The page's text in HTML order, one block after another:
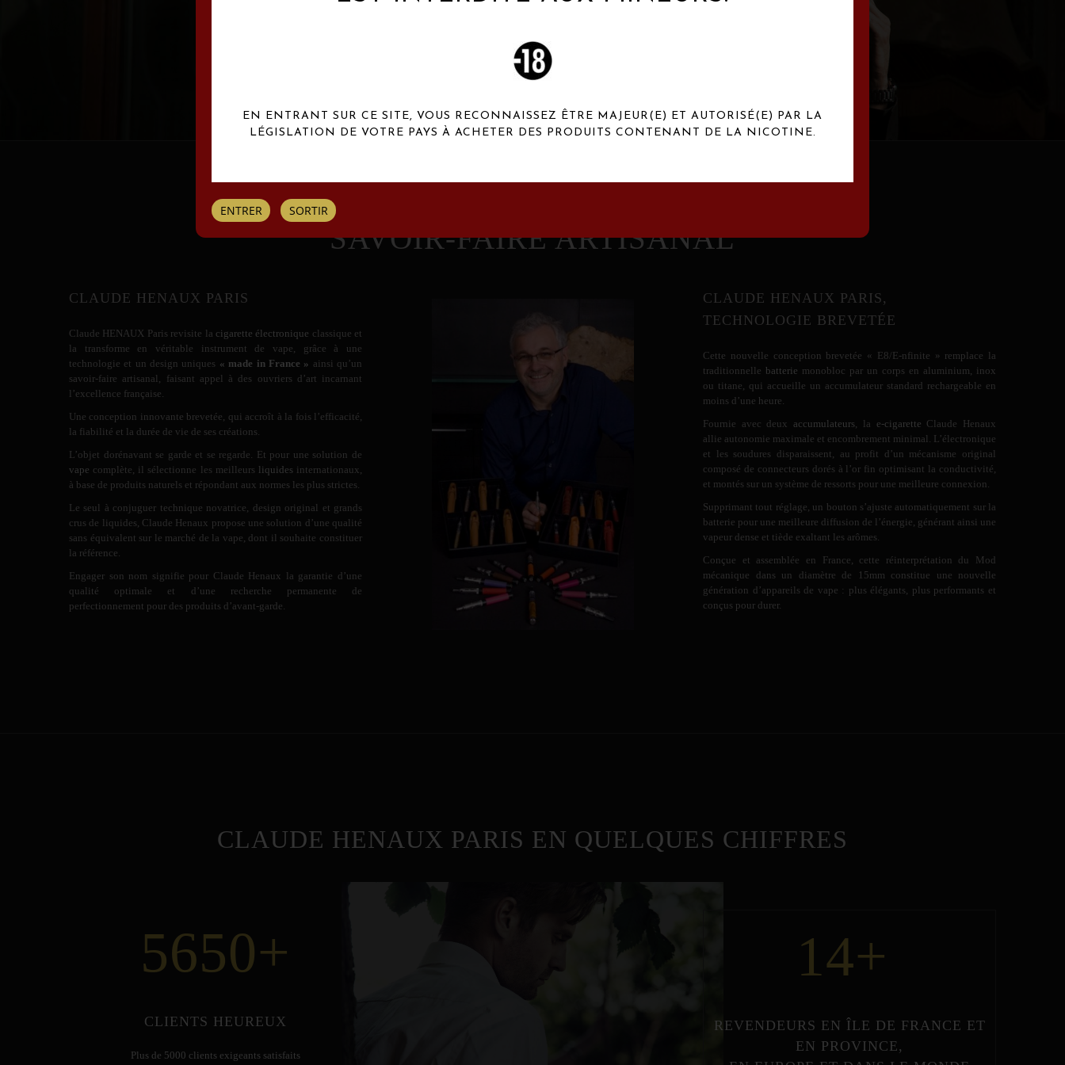
SAVOIR-FAIRE ARTISANAL
CLAUDE HENAUX PARIS
Claude HENAUX Paris revisite la cigarette électronique classique et
la transforme en véritable instrument de vape, grâce à une
technologie et un design uniques « made in France » ainsi qu’un
savoir-faire artisanal, faisant appel à des ouvriers d’art incarnant
l’excellence française.
Une conception innovante brevetée, qui accroît à la fois l’efficacité,
la fiabilité et la durée de vie de ses créations.
L’objet dorénavant se garde et se regarde. Et pour une solution de
vape complète, il sélectionne les meilleurs liquidesinternationaux,
à base de produits naturels et répondant aux normes les plus strictes.
Le seul à conjuguer technique novatrice, design original et grands
crus de liquides, Claude Henaux propose une solution d’une qualité
sans équivalent sur le marché de la vape, dont il souhaite constituer
la référence.
Engager son nom signifie pour Claude Henaux la garantie d’une
qualité optimale et d’une recherche permanente de
perfectionnement pour des produits d’avant-garde.
CLAUDE HENAUX PARIS,
TECHNOLOGIE BREVETÉE
Cette nouvelle conception brevetée « E8/E-nfinite » remplace la
traditionnelle batterie monobloc par un corps en aluminium, inox
ou titane, qui accueille un accumulateur standard rechargeable en
moins d’une heure.
Fournie avec deux accumulateurs , la e-cigarette Claude Henaux
allie autonomie maximale et encombrement minimal. L’électronique
et les soudures disparaissent, au profit d’un mécanisme original
composé de connecteurs dorés à l’or fin optimisant la conductivité,
et montés sur un système de ressorts pour une meilleure connexion.
Supprimant tout réglage, un bouton s’ajuste automatiquement sur la
batterie pour une meilleure diffusion de l’énergie, générant ainsi une
vapeur dense et tiède exaltant les arômes.
Conçue et assemblée en France, cette réinterprétation du Mod
mécanique dans un diamètre de 15mm constitue une nouvelle
génération d’appareils de vape : plus élégants, plus performants et
conçus pour durer.
CLAUDE HENAUX PARIS EN QUELQUES CHIFFRES
5650+
CLIENTS HEUREUX
Plus de 5000 clients exigeants satisfaits
14+
REVENDEURS EN ÎLE DE FRANCE ET
EN PROVINCE,
EN ENTRANT SUR CE SITE, VOUS RECONNAISSEZ ÊTRE MAJEUR(E) ET AUTORISÉ(E) PAR LA
LÉGISLATION DE VOTRE PAYS À ACHETER DES PRODUITS CONTENANT DE LA NICOTINE.
ENTRER SORTIR